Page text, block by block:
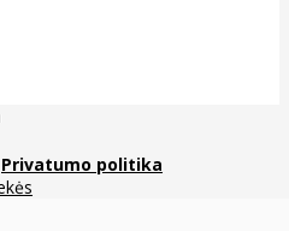
Privatumo politika